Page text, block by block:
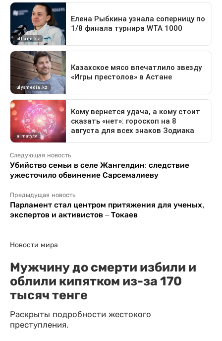
Следующая новость
Убийство семьи в селе Жангелдин: следствие
ужесточило обвинение Сарсемалиеву
Предыдущая новость
Парламент стал центром притяжения для ученых,
экспертов и активистов – Токаев
Новости мира
Мужчину до смерти избили и
облили кипятком из-за 170
тысяч тенге
Раскрыты подробности жестокого
преступления.